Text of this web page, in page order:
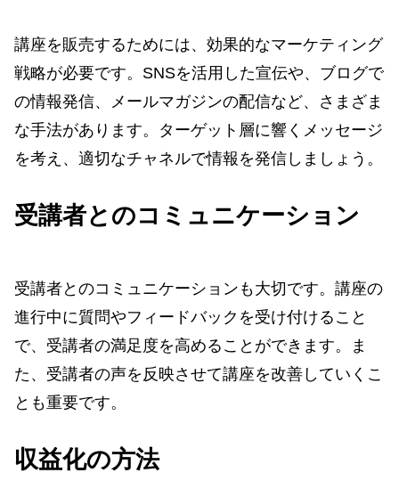
講座を販売するためには、効果的なマーケティング
戦略が必要です。SNSを活用した宣伝や、ブログで
の情報発信、メールマガジンの配信など、さまざま
な手法があります。ターゲット層に響くメッセージ
を考え、適切なチャネルで情報を発信しましょう。
受講者とのコミュニケーション
受講者とのコミュニケーションも大切です。講座の
進行中に質問やフィードバックを受け付けること
で、受講者の満足度を高めることができます。ま
た、受講者の声を反映させて講座を改善していくこ
とも重要です。
収益化の方法